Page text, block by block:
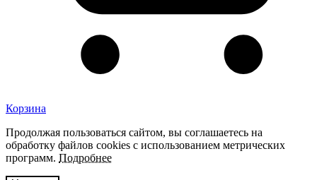
Корзина
Продолжая пользоваться сайтом, вы соглашаетесь на
обработку файлов cookies с использованием метрических
программ. Подробнее